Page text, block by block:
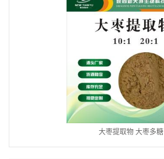
大枣提取物 大枣多糖